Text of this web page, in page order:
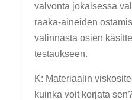
valvonta jokaisessa
raaka-aineiden
valinnasta osien
testaukseen.
K: Materiaalin
kuinka voit korjata